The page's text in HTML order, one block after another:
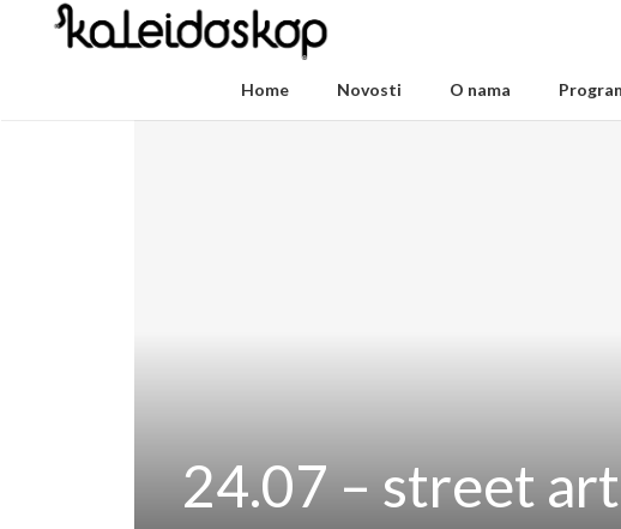
Home Novosti O nama
24.07 – street